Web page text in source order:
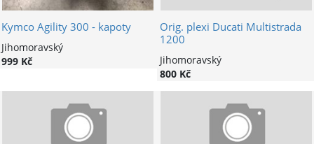
Kymco Agility 300 - kapoty
Jihomoravský
999 Kč
Orig. plexi Ducati Multistrada
1200
Jihomoravský
800 Kč